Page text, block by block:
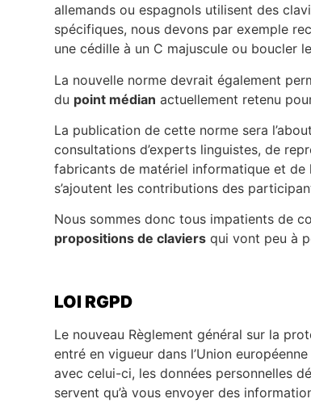
allemands ou espagnols utilisent des
spécifiques, nous devons par exemple
une cédille à un C majuscule ou boucler
La nouvelle norme devrait également
du point médian actuellement retenu
La publication de cette norme sera
consultations d’experts linguistes, de
fabricants de matériel informatique et
s’ajoutent les contributions des
Nous sommes donc tous impatients de
propositions de claviers qui vont peu à
LOI RGPD
Le nouveau Règlement général sur la
entré en vigueur dans l’Union européenne
avec celui-ci, les données personnelles
servent qu’à vous envoyer des